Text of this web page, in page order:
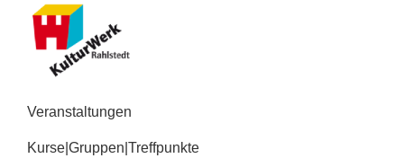
Hauptnavigation
springen
Inhalt
springen
Rahlstedt
Veranstaltungen
Kurse|Gruppen|Treffpunkte